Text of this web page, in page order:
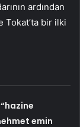
ardından
bir ilki
emin